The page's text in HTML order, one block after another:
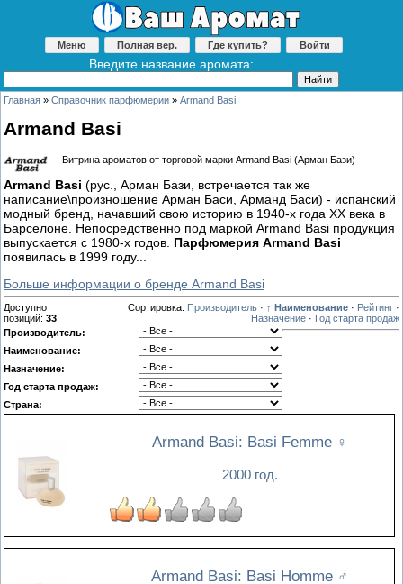
Меню Полная вер. Где купить? Войти
Введите название аромата:
Главная » Справочник парфюмерии » Armand Basi
Armand Basi
Витрина ароматов от торговой марки Armand Basi (Арман Бази)
Armand Basi (рус., Арман Бази, встречается так же
написание\произношение Арман Баси, Арманд Баси) - испанский
модный бренд, начавший свою историю в 1940-х года ХХ века в
Барселоне. Непосредственно под маркой Armand Basi продукция
выпускается с 1980-х годов. Парфюмерия Armand Basi
появилась в 1999 году...
Больше информации о бренде Armand Basi
Доступно
позиций: 33
Сортировка: Производитель · ↑ Наименование · Рейтинг ·
Назначение · Год старта продаж
Производитель:
Наименование:
Назначение:
Год старта продаж:
Страна:
Armand Basi: Basi Femme ♀
2000 год.
Armand Basi: Basi Homme ♂